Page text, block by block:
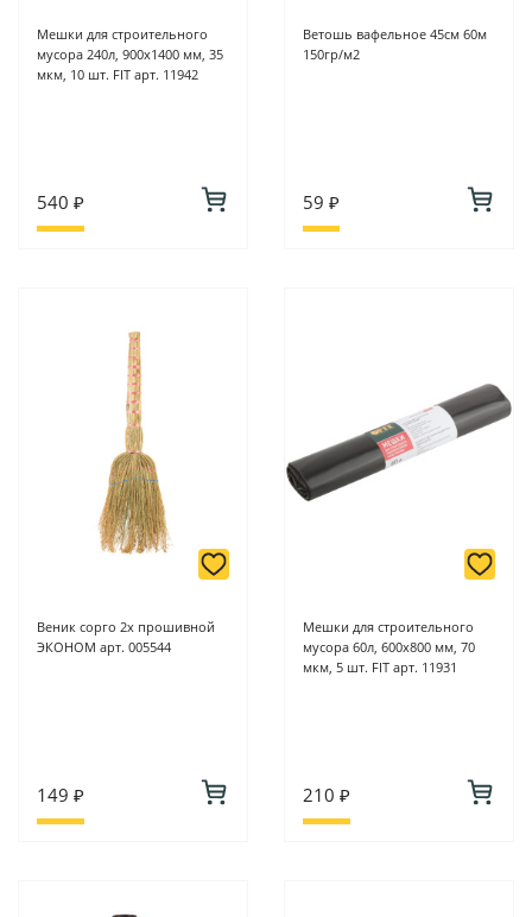
Мешки для строительного
мусора 240л, 900х1400 мм, 35
мкм, 10 шт. FIT арт. 11942
540 ₽
Ветошь вафельное 45см 60м
150гр/м2
59 ₽
Веник сорго 2х прошивной
ЭКОНОМ арт. 005544
149 ₽
Мешки для строительного
мусора 60л, 600х800 мм, 70
мкм, 5 шт. FIT арт. 11931
210 ₽